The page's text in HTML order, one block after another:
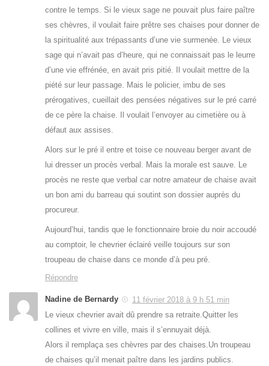
contre le temps. Si le vieux sage ne pouvait plus faire paître
ses chèvres, il voulait faire prêtre ses chaises pour donner de
la spiritualité aux trépassants d’une vie surmenée. Le vieux
sage qui n’avait pas d’heure, qui ne connaissait pas le leurre
d’une vie effrénée, en avait pris pitié. Il voulait mettre de la
piété sur leur passage. Mais le policier, imbu de ses
prérogatives, cueillait des pensées négatives sur le pré carré
de ce père la chaise. Il voulait l’envoyer au cimetière ou à
défaut aux assises.
Alors sur le pré il entre et toise ce nouveau berger avant de
lui dresser un procès verbal. Mais la morale est sauve. Le
procès ne reste que verbal car notre amateur de chaise avait
un bon ami du barreau qui soutint son dossier auprès du
procureur.
Aujourd’hui, tandis que le fonctionnaire broie du noir accoudé
au comptoir, le chevrier éclairé veille toujours sur son
troupeau de chaise dans ce monde d’à peu pré.
Répondre
Nadine de Bernardy
11 février 2018 à 9 h 51 min
Le vieux chevrier avait dû prendre sa retraite.Quitter les
collines et vivre en ville, mais il s’ennuyait déjà.
Alors il remplaça ses chèvres par des chaises.Un troupeau
de chaises qu’il menait paître dans les jardins publics.